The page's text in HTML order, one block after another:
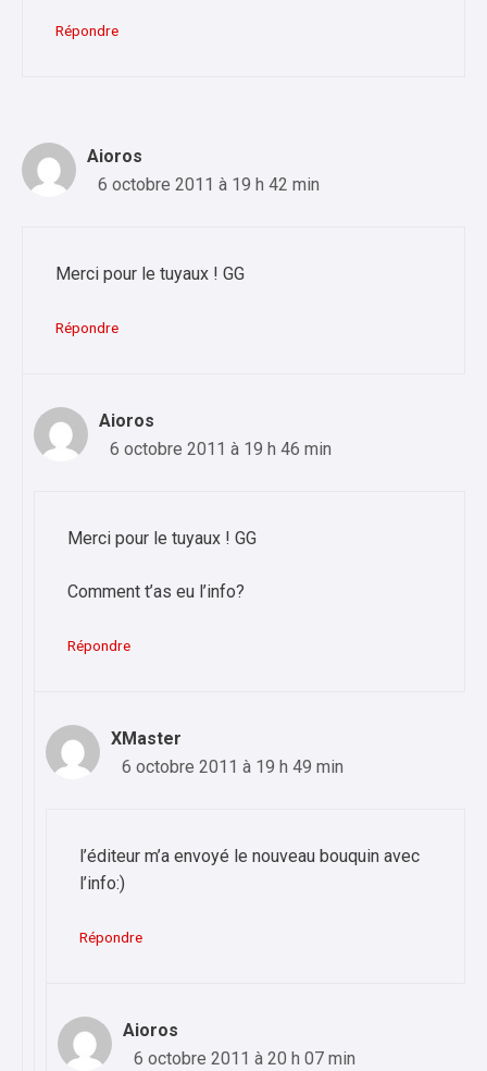
Répondre
Aioros
6 octobre 2011 à 19 h 42 min
Merci pour le tuyaux ! GG
Répondre
Aioros
6 octobre 2011 à 19 h 46 min
Merci pour le tuyaux ! GG
Comment t’as eu l’info?
Répondre
XMaster
6 octobre 2011 à 19 h 49 min
l’éditeur m’a envoyé le nouveau bouquin avec
l’info:)
Répondre
Aioros
6 octobre 2011 à 20 h 07 min